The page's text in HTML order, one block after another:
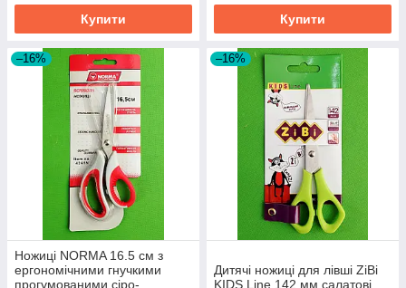
Купити Купити
–16%
Ножиці NORMA 16.5 см з
ергономічними гнучкими
прогумованими сіро-
–16%
Дитячі ножиці для лівші ZiBi
KIDS Line 142 мм салатові